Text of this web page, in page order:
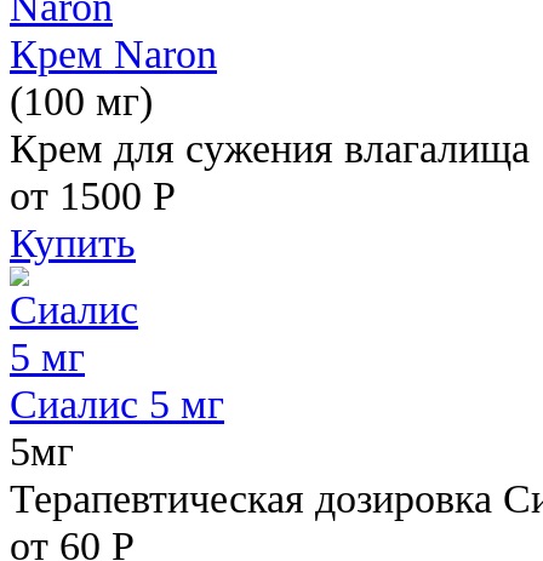
Крем Naron
(100 мг)
Крем для сужения влагалища
от 1500 Р
Купить
Сиалис 5 мг
5мг
Терапевтическая дозировка
от 60 Р